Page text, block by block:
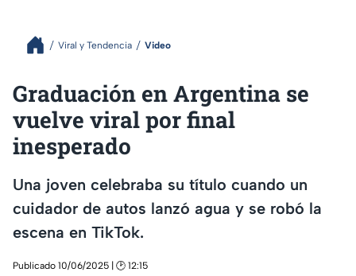
Viral y Tendencia Video
Graduación en Argentina se
vuelve viral por final
inesperado
Una joven celebraba su título cuando un
cuidador de autos lanzó agua y se robó la
escena en TikTok.
Publicado 10/06/2025 | 🕑 12:15